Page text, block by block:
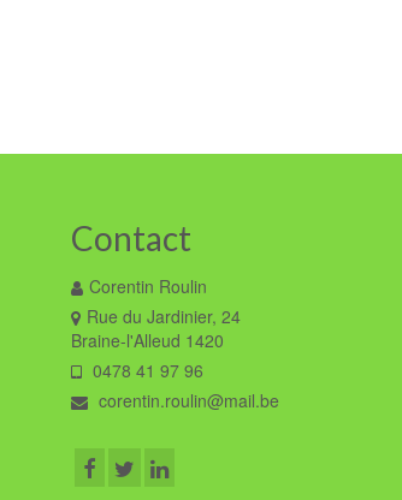
Contact
Corentin Roulin
Rue du Jardinier, 24
Braine-l'Alleud 1420
0478 41 97 96
corentin.roulin@mail.be